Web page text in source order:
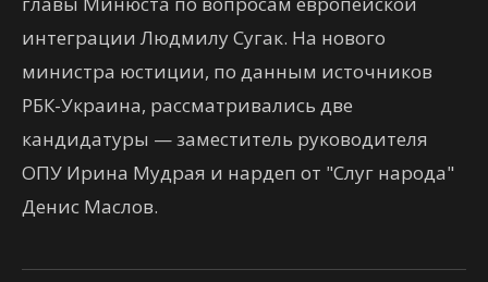
интеграции Людмилу Сугак. На нового
министра юстиции, по данным источников
РБК-Украина, рассматривались две
кандидатуры — заместитель руководителя
ОПУ Ирина Мудрая и нардеп от "Слуг народа"
Денис Маслов.